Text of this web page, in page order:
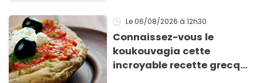
Le 06/08/2026 à 12h30
Connaissez-vous le
koukouvagia cette
incroyable recette grecque